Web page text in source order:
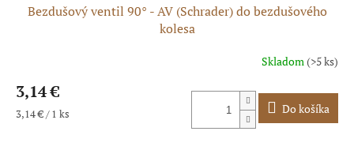
Bezdušový ventil 90° - AV (Schrader) do bezdušového
kolesa
Skladom(>5 ks)
3,14 €
Jednotková
3,14 € / 1 ks Do košíka